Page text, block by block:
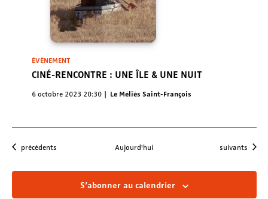
ÉVÈNEMENT
CINÉ-RENCONTRE : UNE ÎLE & UNE NUIT
6 octobre 2023 20:30 Le Méliès Saint-François
Évènements
précédents Aujourd'hui Évènements
suivants
S’abonner au calendrier